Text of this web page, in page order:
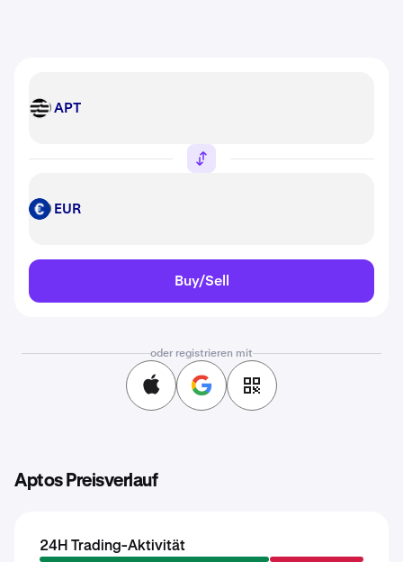
APT APT
EUR EUR
Buy/Sell
oder registrieren mit
Aptos Preisverlauf
24H Trading-Aktivität